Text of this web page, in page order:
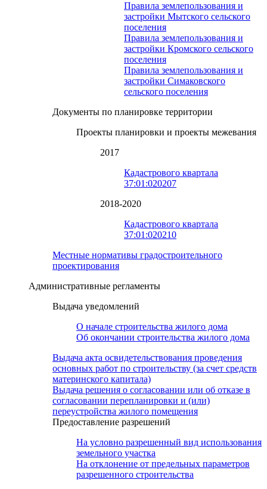
Правила землепользования и
застройки Мытского сельского
поселения
Правила землепользования и
застройки Кромского сельского
поселения
Правила землепользования и
застройки Симаковского
сельского поселения
Документы по планировке территории
Проекты планировки и проекты межевания
2017
Кадастрового квартала
37:01:020207
2018-2020
Кадастрового квартала
37:01:020210
Местные нормативы градостроительного
проектирования
Административные регламенты
Выдача уведомлений
О начале строительства жилого дома
Об окончании строительства жилого дома
Выдача акта освидетельствования проведения
основных работ по строительству (за счет средств
материнского капитала)
Выдача решения о согласовании или об отказе в
согласовании перепланировки и (или)
переустройства жилого помещения
Предоставление разрешений
На условно разрешенный вид использования
земельного участка
На отклонение от предельных параметров
разрешенного строительства